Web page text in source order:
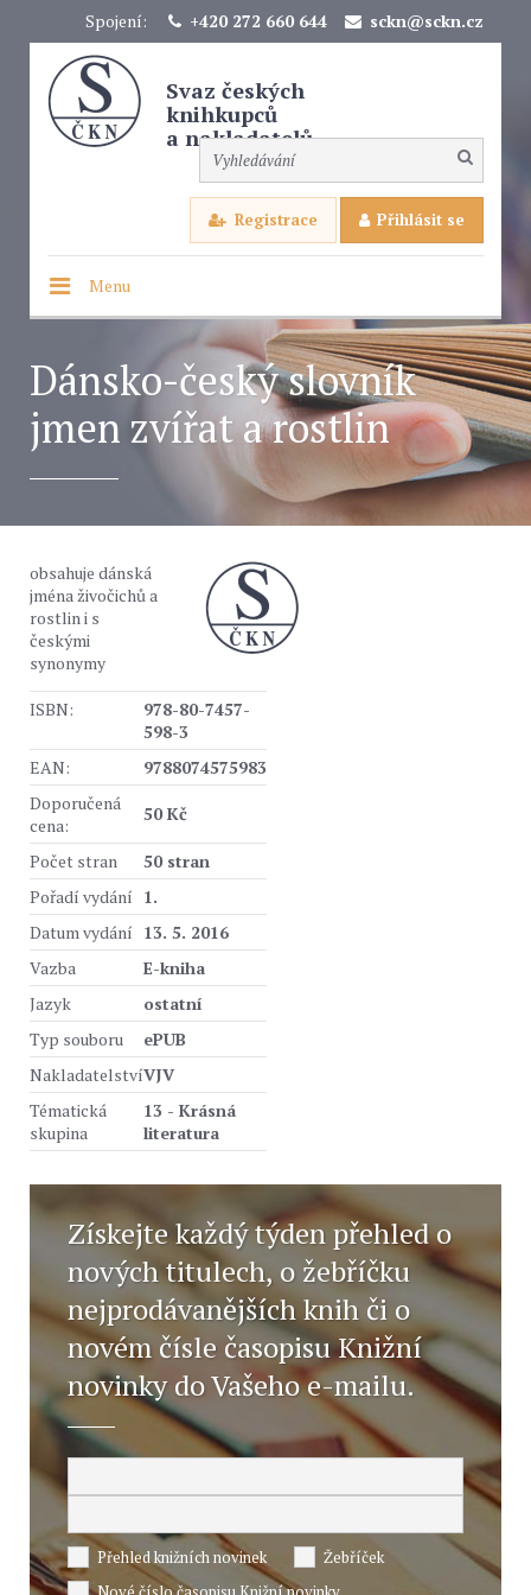
Spojení: +420 272 660 644 sckn@sckn.cz
Svaz českých
knihkupců
a nakladatelů
Registrace Přihlásit se
Menu
Dánsko-český slovník
jmen zvířat a rostlin
obsahuje dánská
jména živočichů a
rostlin i s
českými
synonymy
ISBN:
978-80-7457-
598-3
EAN:
9788074575983
Doporučená
cena:
50 Kč
Počet stran
50 stran
Pořadí vydání 1.
Datum vydání 13. 5. 2016
Vazba
E-kniha
Jazyk
ostatní
Typ souboru
ePUB
NakladatelstvíVJV
Tématická
skupina
13 - Krásná
literatura
Získejte každý týden přehled o
nových titulech, o žebříčku
nejprodávanějších knih či o
novém čísle časopisu Knižní
novinky do Vašeho e-mailu.
Přehled knižních novinek
Žebříček